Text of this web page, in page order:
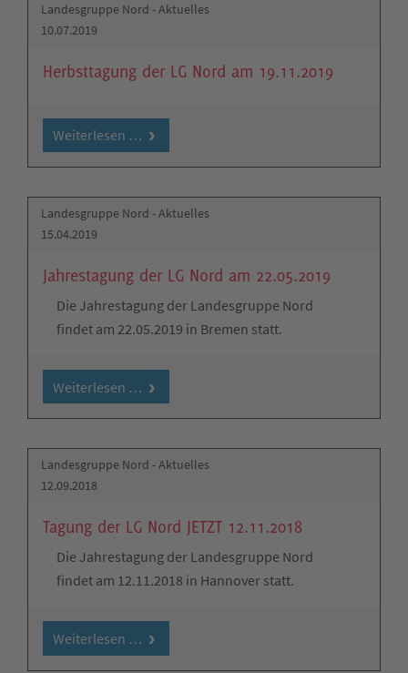
Landesgruppe Nord - Aktuelles
10.07.2019
Herbsttagung der LG Nord am 19.11.2019
Weiterlesen …
Landesgruppe Nord - Aktuelles
15.04.2019
Jahrestagung der LG Nord am 22.05.2019
Die Jahrestagung der Landesgruppe Nord
findet am 22.05.2019 in Bremen statt.
Weiterlesen …
Landesgruppe Nord - Aktuelles
12.09.2018
Tagung der LG Nord JETZT 12.11.2018
Die Jahrestagung der Landesgruppe Nord
findet am 12.11.2018 in Hannover statt.
Weiterlesen …